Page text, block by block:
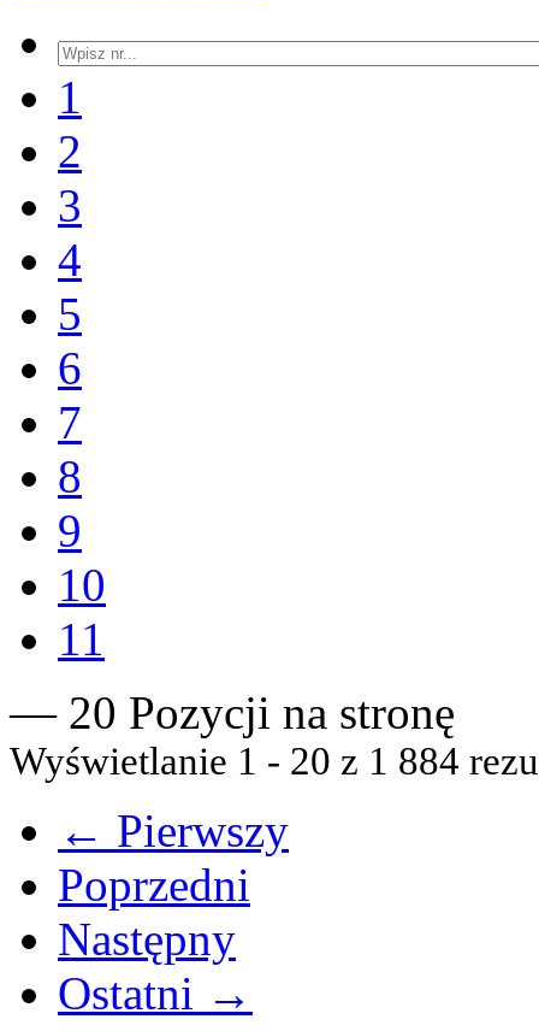
1
2
3
4
5
6
7
8
9
10
11
— 20 Pozycji na stronę
Wyświetlanie 1 - 20 z 1 884
← Pierwszy
Poprzedni
Następny
Ostatni →